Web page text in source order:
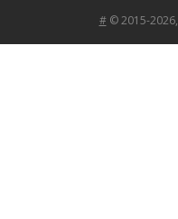
#© 2015-2026,